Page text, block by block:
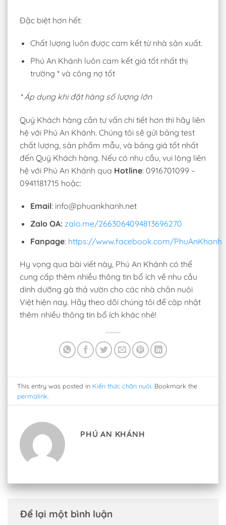
Đặc biệt hơn hết:
Chất lượng luôn được cam kết từ nhà sản xuất.
Phú An Khánh luôn cam kết giá tốt nhất thị
trường * và công nợ tốt
* Áp dụng khi đặt hàng số lượng lớn
Quý Khách hàng cần tư vấn chi tiết hơn thì hãy liên
hệ với Phú An Khánh. Chúng tôi sẽ gửi bảng test
chất lượng, sản phẩm mẫu, và bảng giá tốt nhất
đến Quý Khách hàng. Nếu có nhu cầu, vui lòng liên
hệ với Phú An Khánh qua Hotline: 0916701099 –
0941181715 hoặc:
Email: info@phuankhanh.net
Zalo OA: zalo.me/2663064094813696270
Fanpage: https://www.facebook.com/PhuAnKhanh
Hy vọng qua bài viết này, Phú An Khánh có thể
cung cấp thêm nhiều thông tin bổ ích về nhu cầu
dinh dưỡng gà thả vườn cho các nhà chăn nuôi
Việt hiện nay. Hãy theo dõi chúng tôi để cập nhật
thêm nhiều thông tin bổ ích khác nhé!
This entry was posted in Kiến thức chăn nuôi . Bookmark the
permalink
PHÚ AN KHÁNH
Để lại một bình luận